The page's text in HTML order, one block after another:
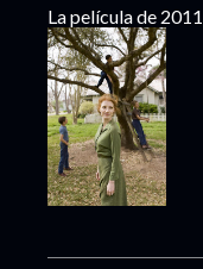
La película de 2011